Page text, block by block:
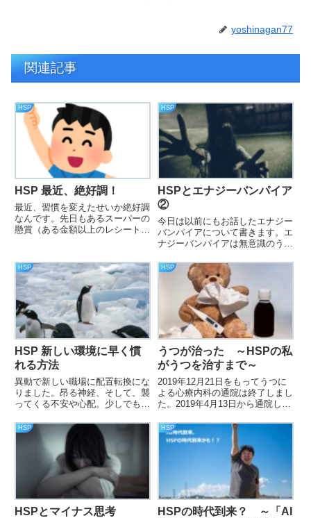
yoshinagan77
関連記事
HSP
HSP 最近、絶好調！
最近、習慣を変えたせいか絶好調
なんです。先日もあるスーパーの
懸賞（ある金額以上のレシート貯
たりました。
HSP
HSPとエナジーバンパイア
②
今日は以前にもお話したエナジー
バンパイアについて書きます。エ
ナジーバンパイアは無意識のうち
ない間にエネルギーを吸い取って
いきます。
HSP
HSP 新しい環境に早く慣
れる方法
異動で新しい職場に配置転換にな
りました。昂る神経、そして、襲
ってくる不安や心配。少しでも早
方法を紹介します。
HSP
うつが治った ～HSPの私
がうつを治すまで～
2019年12月21日をもってうつに
よる心療内科の通院は終了しまし
た。2019年4月13日から通院しだ
した。うつはツラいものです。そ
れは脳の強制終了だからです。一
度、強制されると再起動するのに
時間がかかります。でも、必ず再
起動します、私のように。
HSP
HSPとマイナス思考
HSP
HSPの時代到来？ ～「AI